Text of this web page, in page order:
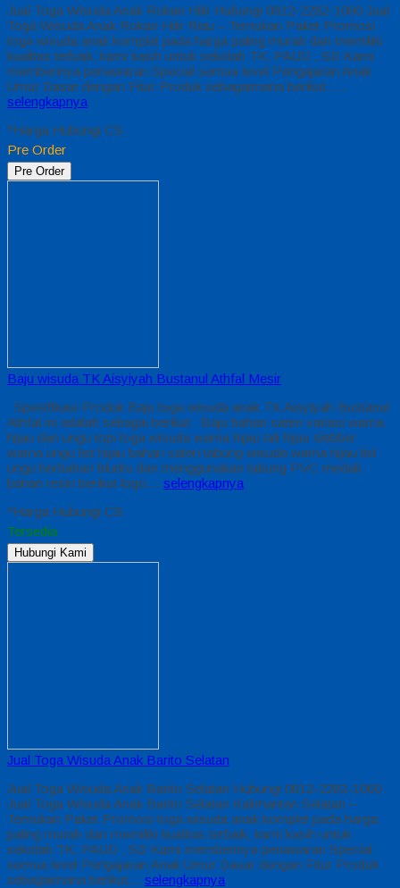
Jual Toga Wisuda Anak Rokan Hilir Hubungi 0812-2282-1060 Jual
Toga Wisuda Anak Rokan Hilir Riau – Temukan Paket Promosi
toga wisuda anak komplet pada harga paling murah dan memiliki
kualitas terbaik, kami kasih untuk sekolah TK, PAUD , SD Kami
memberinya penawaran Special semua level Pengajaran Anak
Umur Dasar dengan Fitur Produk sebagaimana berikut :…
selengkapnya
*Harga Hubungi CS
Pre Order
Pre Order
Baju wisuda TK Aisyiyah Bustanul Athfal Mesir
Spesifikasi Produk Baju toga wisuda anak TK Aisyiyah Bustanul
Athfal ini adalah sebagai berikut : Baju bahan saten variasi warna
hijau dan ungu topi toga wisuda warna hijau tali hijau slebber
warna ungu list hijau bahan saten tabung wisuda warna hijau list
ungu berbahan bludru dan menggunakan tabung PVC medali
bahan resin berikut logo… selengkapnya
*Harga Hubungi CS
Tersedia
Hubungi Kami
Jual Toga Wisuda Anak Barito Selatan
Jual Toga Wisuda Anak Barito Selatan Hubungi 0812-2282-1060
Jual Toga Wisuda Anak Barito Selatan Kalimantan Selatan –
Temukan Paket Promosi toga wisuda anak komplet pada harga
paling murah dan memiliki kualitas terbaik, kami kasih untuk
sekolah TK, PAUD , SD Kami memberinya penawaran Special
semua level Pengajaran Anak Umur Dasar dengan Fitur Produk
sebagaimana berikut… selengkapnya